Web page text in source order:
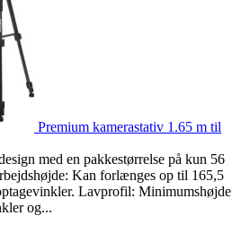
Premium kamerastativ 1.65 m til
med en pakkestørrelse på kun 56
Kan forlænges op til 165,5
Lavprofil: Minimumshøjde
og...